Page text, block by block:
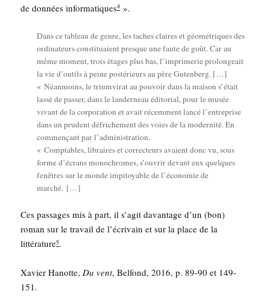
de don­nées infor­ma­tiques4 ».
Dans ce tableau de genre, les taches claires et géo­mé­triques des
ordi­na­teurs consti­tuaient presque une faute de goût. Car au
même moment, trois étages plus bas, l’im­pri­me­rie pro­lon­geait
la vie d’ou­tils à peine pos­té­rieurs au père Guten­berg. […]
« Néan­moins, le trium­vi­rat au pou­voir dans la mai­son s’é­tait
las­sé de pas­ser, dans le lan­der­neau édi­to­rial, pour le musée
vivant de la cor­po­ra­tion et avait récem­ment lan­cé l’en­tre­prise
dans un pru­dent défri­che­ment des voies de la moder­ni­té. En
com­men­çant par l’ad­mi­nis­tra­tion.
« Comp­tables, libraires et cor­rec­teurs avaient donc vu, sous
forme d’é­crans mono­chromes, s’ou­vrir devant eux quelques
fenêtres sur le monde impi­toyable de l’é­co­no­mie de
marché. […]
Ces pas­sages mis à part, il s’a­git davan­tage d’un (bon)
roman sur le tra­vail de l’é­cri­vain et sur la place de la
lit­té­ra­ture5.
Xavier Hanotte,Du vent, Bel­fond, 2016, p. 89-90 et 149-
151.